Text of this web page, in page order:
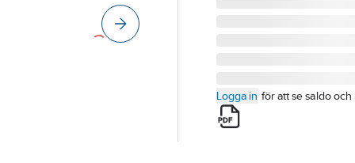
Logga in för att se saldo och